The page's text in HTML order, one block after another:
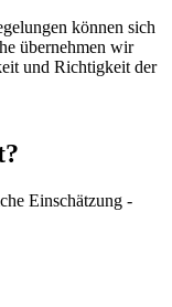
können sich
übernehmen wir
und Richtigkeit der
Einschätzung -